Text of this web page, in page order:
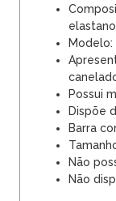
Possui
Dispõe
Barra
Não
Não